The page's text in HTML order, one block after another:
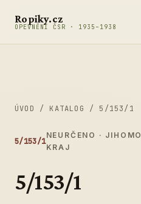
Ropiky.cz
OPEVNĚNÍ ČSR · 1935–1938
ÚVOD / KATALOG / 5/153/1
5/153/1
NEURČENO ·
KRAJ
5/153/1